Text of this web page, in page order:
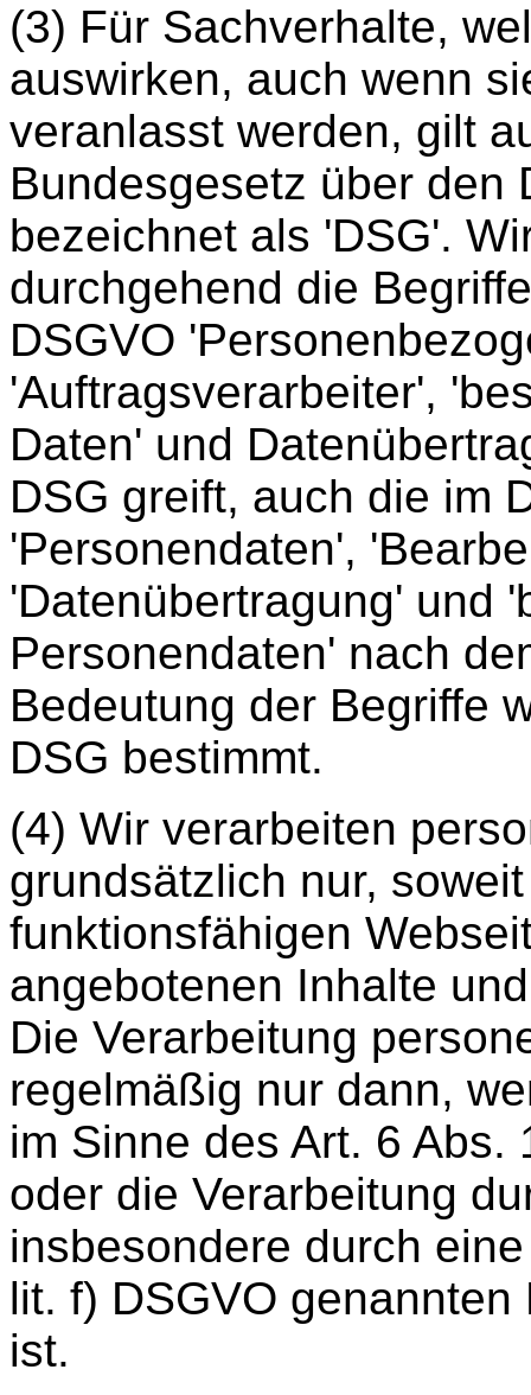
(3) Für Sachverhalte,
auswirken, auch wenn
veranlasst werden, gilt
Bundesgesetz über den
bezeichnet als 'DSG'.
durchgehend die
DSGVO
'Auftragsverarbeiter',
Daten' und
DSG greift, auch die im
'Personendaten',
'Datenübertragung' und
Personendaten' nach
Bedeutung der Begriffe
DSG bestimmt.
(4) Wir verarbeiten
grundsätzlich nur,
funktionsfähigen
angebotenen Inhalte
Die Verarbeitung
regelmäßig nur dann,
im Sinne des Art. 6
oder die Verarbeitung
insbesondere durch
lit. f) DSGVO
ist.